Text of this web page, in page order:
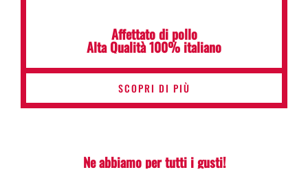
Affettato di pollo
Alta Qualità 100% italiano
SCOPRI DI PIÙ
Ne abbiamo per tutti i gusti!